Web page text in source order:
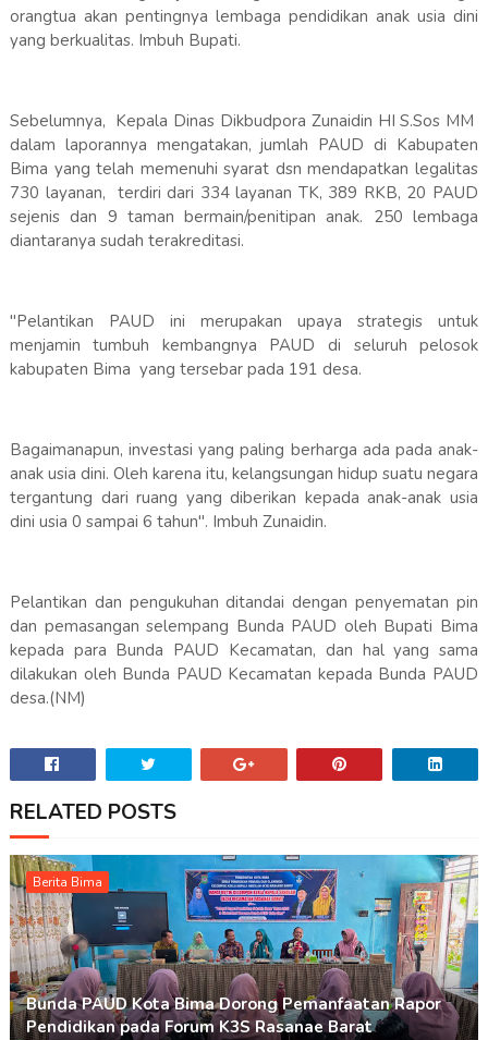
orangtua akan pentingnya lembaga pendidikan anak usia dini
yang berkualitas. Imbuh Bupati.
Sebelumnya, Kepala Dinas Dikbudpora Zunaidin HI S.Sos MM
dalam laporannya mengatakan, jumlah PAUD di Kabupaten
Bima yang telah memenuhi syarat dsn mendapatkan legalitas
730 layanan, terdiri dari 334 layanan TK, 389 RKB, 20 PAUD
sejenis dan 9 taman bermain/penitipan anak. 250 lembaga
diantaranya sudah terakreditasi.
"Pelantikan PAUD ini merupakan upaya strategis untuk
menjamin tumbuh kembangnya PAUD di seluruh pelosok
kabupaten Bima yang tersebar pada 191 desa.
Bagaimanapun, investasi yang paling berharga ada pada anak-
anak usia dini. Oleh karena itu, kelangsungan hidup suatu negara
tergantung dari ruang yang diberikan kepada anak-anak usia
dini usia 0 sampai 6 tahun". Imbuh Zunaidin.
Pelantikan dan pengukuhan ditandai dengan penyematan pin
dan pemasangan selempang Bunda PAUD oleh Bupati Bima
kepada para Bunda PAUD Kecamatan, dan hal yang sama
dilakukan oleh Bunda PAUD Kecamatan kepada Bunda PAUD
desa.(NM)
RELATED POSTS
Berita Bima
Bunda PAUD Kota Bima Dorong Pemanfaatan Rapor
Pendidikan pada Forum K3S Rasanae Barat